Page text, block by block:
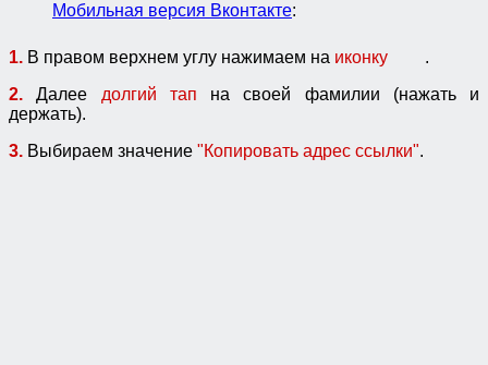
Мобильная версия Вконтакте:
1. В правом верхнем углу нажимаем на иконку
.
2.
Далее долгий тап на своей фамилии (нажать и
держать).
3. Выбираем значение "Копировать адрес ссылки".